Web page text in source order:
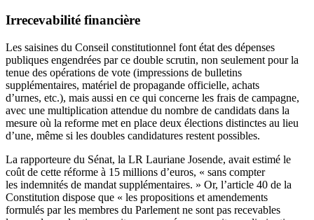
Irrecevabilité financière
Les saisines du Conseil constitutionnel font état des dépenses
publiques engendrées par ce double scrutin, non seulement pour la
tenue des opérations de vote (impressions de bulletins
supplémentaires, matériel de propagande officielle, achats
d’urnes, etc.), mais aussi en ce qui concerne les frais de campagne,
avec une multiplication attendue du nombre de candidats dans la
mesure où la reforme met en place deux élections distinctes au lieu
d’une, même si les doubles candidatures restent possibles.
La rapporteure du Sénat, la LR Lauriane Josende, avait estimé le
coût de cette réforme à 15 millions d’euros, « sans compter
les indemnités de mandat supplémentaires. » Or, l’article 40 de la
Constitution dispose que « les propositions et amendements
formulés par les membres du Parlement ne sont pas recevables